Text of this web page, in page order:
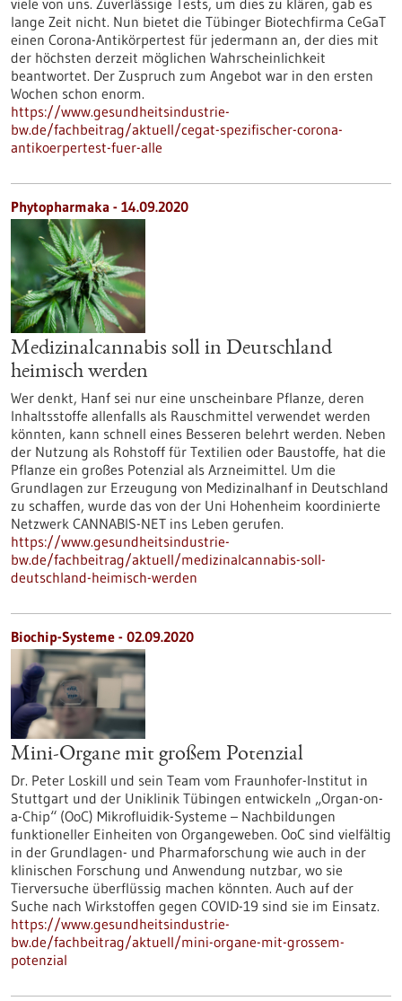
viele von uns. Zuverlässige Tests, um dies zu klären, gab es
lange Zeit nicht. Nun bietet die Tübinger Biotechfirma CeGaT
einen Corona-Antikörpertest für jedermann an, der dies mit
der höchsten derzeit möglichen Wahrscheinlichkeit
beantwortet. Der Zuspruch zum Angebot war in den ersten
Wochen schon enorm.
https://www.gesundheitsindustrie-
bw.de/fachbeitrag/aktuell/cegat-spezifischer-corona-
antikoerpertest-fuer-alle
Phytopharmaka - 14.09.2020
Medizinalcannabis soll in Deutschland
heimisch werden
Wer denkt, Hanf sei nur eine unscheinbare Pflanze, deren
Inhaltsstoffe allenfalls als Rauschmittel verwendet werden
könnten, kann schnell eines Besseren belehrt werden. Neben
der Nutzung als Rohstoff für Textilien oder Baustoffe, hat die
Pflanze ein großes Potenzial als Arzneimittel. Um die
Grundlagen zur Erzeugung von Medizinalhanf in Deutschland
zu schaffen, wurde das von der Uni Hohenheim koordinierte
Netzwerk CANNABIS-NET ins Leben gerufen.
https://www.gesundheitsindustrie-
bw.de/fachbeitrag/aktuell/medizinalcannabis-soll-
deutschland-heimisch-werden
Biochip-Systeme - 02.09.2020
Mini-Organe mit großem Potenzial
Dr. Peter Loskill und sein Team vom Fraunhofer-Institut in
Stuttgart und der Uniklinik Tübingen entwickeln „Organ-on-
a-Chip“ (OoC) Mikrofluidik-Systeme – Nachbildungen
funktioneller Einheiten von Organgeweben. OoC sind vielfältig
in der Grundlagen- und Pharmaforschung wie auch in der
klinischen Forschung und Anwendung nutzbar, wo sie
Tierversuche überflüssig machen könnten. Auch auf der
Suche nach Wirkstoffen gegen COVID-19 sind sie im Einsatz.
https://www.gesundheitsindustrie-
bw.de/fachbeitrag/aktuell/mini-organe-mit-grossem-
potenzial